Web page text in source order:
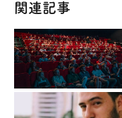
関連記事